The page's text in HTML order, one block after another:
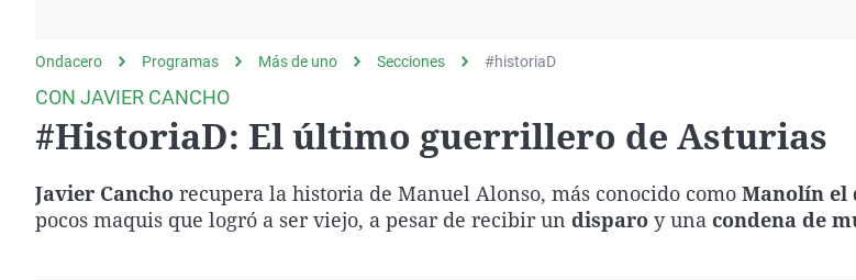
gato
Operación Viuda
Negra
País Vasco
Ondacero Programas Más de uno Secciones #historiaD
CON JAVIER CANCHO
#HistoriaD: El último guerrillero de Asturias
Javier Cancho recupera la historia de Manuel Alonso, más conocido como Manolín el
pocos maquis que logró a ser viejo, a pesar de recibir un disparo y una condena de